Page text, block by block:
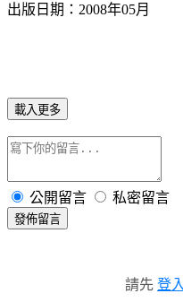
出版日期：2008年05月
載入更多
公開留言 私密留言
發佈留言
請先 登入